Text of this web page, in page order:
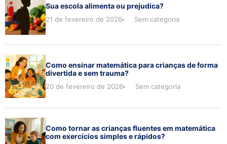
Sua escola alimenta ou prejudica?
21 de fevereiro de 2026 Sem categoria
Como ensinar matemática para crianças de forma
divertida e sem trauma?
20 de fevereiro de 2026 Sem categoria
Como tornar as crianças fluentes em matemática
com exercícios simples e rápidos?